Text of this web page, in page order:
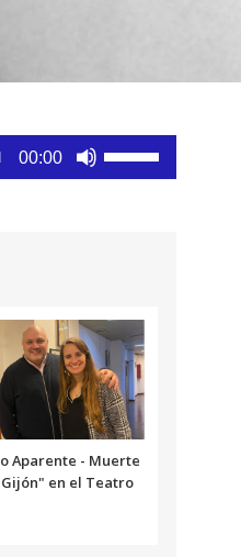
00:00
aumentar
o
disminuir
el
volumen.
Aparente - Muerte
en el Teatro